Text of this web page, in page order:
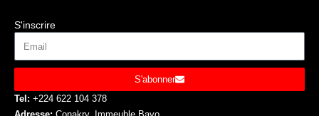
S'inscrire
S'abonner
Tel: +224 622 104 378